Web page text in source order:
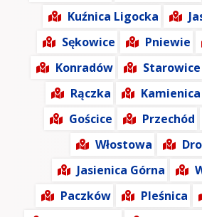
Kuźnica Ligocka
Sękowice
Pniewie
Konradów
Starowice
Rączka
Kamienica
Gościce
Przechód
Włostowa
Jasienica Górna
Paczków
Pleśnica